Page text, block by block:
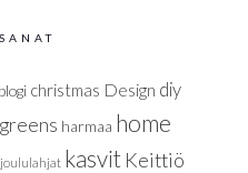
blogi christmas Design diy
greens harmaa home
joululahjat kasvit Keittiö